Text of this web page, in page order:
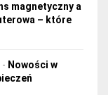
magnetyczny a
– które
- Nowości w